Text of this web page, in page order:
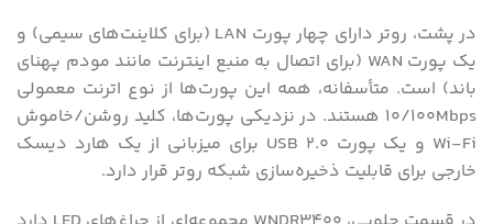
در پشت، روتر دارای چهار پورت LAN (برای کلاینت‌های سیمی) و
یک پورت WAN (برای اتصال به منبع اینترنت مانند مودم پهنای
باند) است. متأسفانه، همه این پورت‌ها از نوع اترنت معمولی
10/100Mbps هستند. در نزدیکی پورت‌ها، کلید روشن/خاموش
Wi-Fi و یک پورت USB 2.0 برای میزبانی از یک هارد دیسک
خارجی برای قابلیت ذخیره‌سازی شبکه روتر قرار دارد.